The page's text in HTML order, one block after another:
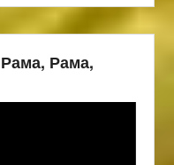
Рама,